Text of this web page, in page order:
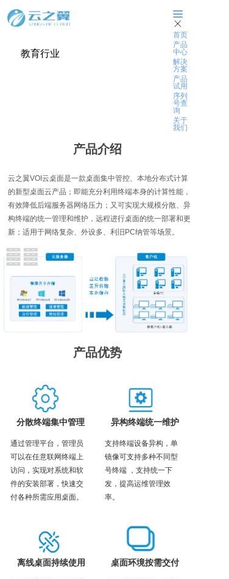
끀
ꁲ
首页
产品
中心
解决
方案
产品
试用
序列
号查
询
关于
我们
产品介绍
教育行业
云之翼VOI云桌面是⼀款桌面集中管控、本地分布式计算
的新型桌面云产品；即能充分利用终端本身的计算性能，
有效降低后端服务器网络压力；又可实现大规模分散、异
构终端的统一管理和维护，远程进行桌面的统一部署和更
新；适用于网络复杂、外设多、利旧PC纳管等场景。
产品优势
分散终端集中管理
通过管理平台，管理员
可以在任意联网终端上
访问，实现对系统和软
件的安装部署，快速交
付各种所需应用桌面。
异构终端统一维护
支持终端设备异构，单
镜像可支持多种不同型
号终端 ，支持统一下
发，提高运维管理效
率。
离线桌面持续使用 桌面环境按需交付